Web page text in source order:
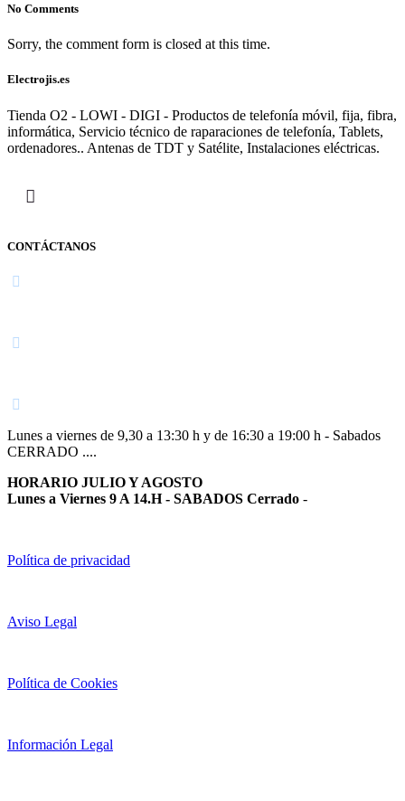
No Comments
Sorry, the comment form is closed at this time.
Electrojis.es
Tienda O2 - LOWI - DIGI - Productos de telefonía móvil, fija, fibra,
informática, Servicio técnico de raparaciones de telefonía, Tablets,
ordenadores.. Antenas de TDT y Satélite, Instalaciones eléctricas.
CONTÁCTANOS
Lunes a viernes de 9,30 a 13:30 h y de 16:30 a 19:00 h - Sabados
CERRADO ....
HORARIO JULIO Y AGOSTO
Lunes a Viernes 9 A 14.H - SABADOS Cerrado -
Política de privacidad
Aviso Legal
Política de Cookies
Información Legal